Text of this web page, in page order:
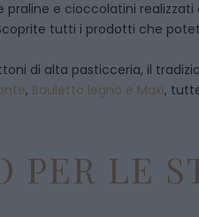
e cioccolatini realizzati
tutti i prodotti che
di alta pasticceria, il
, Bauletto legno e Maxi,
PER LE